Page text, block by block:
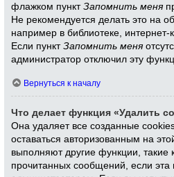
флажком пунктЗапомнить меня
Не рекомендуется делать это на
например в библиотеке, интернет-
Если пунктЗапомнить меня
администратор отключил эту
Вернуться к началу
Что делает функция «Удалить
Она удаляет все созданные
оставаться авторизованным на
выполняют другие функции, такие
прочитанных сообщений, если эта